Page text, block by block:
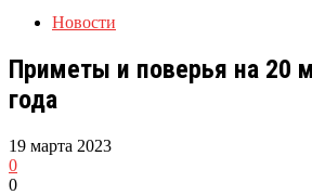
Новости
Приметы и поверья на 20
года
19 марта 2023
0
0